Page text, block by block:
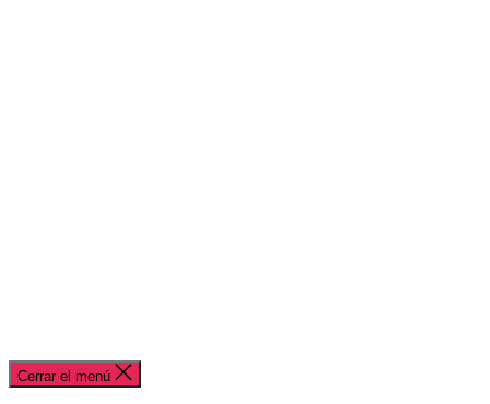
Cerrar el menú